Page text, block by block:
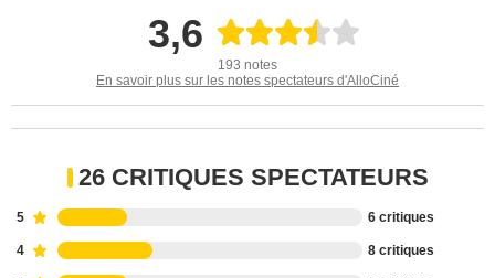
3,6
193 notes
En savoir plus sur les notes spectateurs d'AlloCiné
26 CRITIQUES SPECTATEURS
5 6 critiques
4 8 critiques